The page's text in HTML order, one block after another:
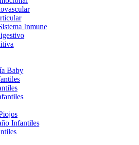
Inmune
Baby
Infantiles